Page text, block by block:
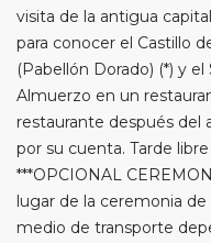
visita de la antigua
para conocer el Castillo
(Pabellón Dorado) (*) y
Almuerzo en un
restaurante después del
por su cuenta. Tarde
***OPCIONAL
lugar de la ceremonia
medio de transporte